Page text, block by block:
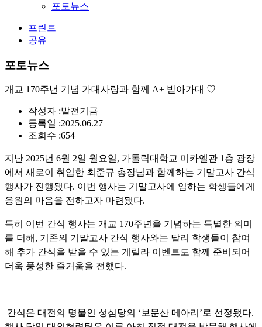
포토뉴스
프린트
공유
포토뉴스
개교 170주년 기념 가대사랑과 함께 A+ 받아가대 ♡
작성자 :발전기금
등록일 :2025.06.27
조회수 :654
지난 2025년 6월 2일 월요일, 가톨릭대학교 미카엘관 1층 광장
에서 새로이 취임한 최준규 총장님과 함께하는 기말고사 간식
행사가 진행됐다. 이번 행사는 기말고사에 임하는 학생들에게
응원의 마음을 전하고자 마련됐다.
특히 이번 간식 행사는 개교 170주년을 기념하는 특별한 의미
를 더해, 기존의 기말고사 간식 행사와는 달리 학생들이 참여
해 추가 간식을 받을 수 있는 게릴라 이벤트도 함께 준비되어
더욱 풍성한 즐거움을 전했다.
간식은 대전의 명물인 성심당의 ‘보문산 메아리’로 선정됐다.